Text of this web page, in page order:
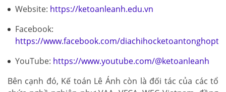
Website: https://ketoanleanh.edu.vn
Facebook:
https://www.facebook.com/
YouTube: https://www.youtube.com/@ketoanleanh
Bên cạnh đó, Kế toán Lê Ánh còn là đối tác của các tổ